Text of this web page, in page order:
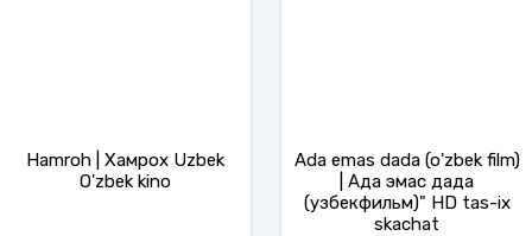
Hamroh | Хамрох Uzbek
O'zbek kino
Ada emas dada (o'zbek film)
| Ада эмас дада
(узбекфильм)" HD tas-ix
skachat